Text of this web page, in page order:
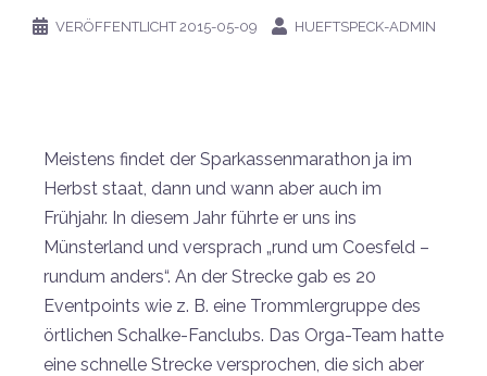
VERÖFFENTLICHT2015-05-09 HUEFTSPECK-ADMIN
Meistens findet der Sparkassenmarathon ja im
Herbst staat, dann und wann aber auch im
Frühjahr. In diesem Jahr führte er uns ins
Münsterland und versprach „rund um Coesfeld –
rundum anders“. An der Strecke gab es 20
Eventpoints wie z. B. eine Trommlergruppe des
örtlichen Schalke-Fanclubs. Das Orga-Team hatte
eine schnelle Strecke versprochen, die sich aber